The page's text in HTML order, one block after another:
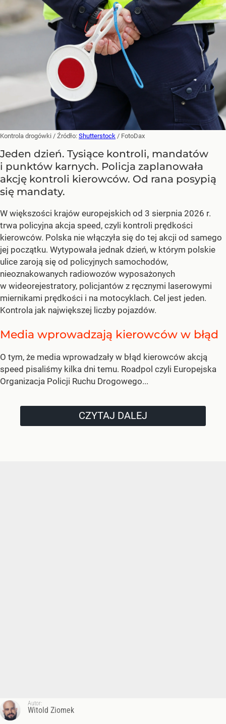
Kontrola drogówki / Źródło: Shutterstock / FotoDax
Jeden dzień. Tysiące kontroli, mandatów
i punktów karnych. Policja zaplanowała
akcję kontroli kierowców. Od rana posypią
się mandaty.
W większości krajów europejskich od 3 sierpnia 2026 r.
trwa policyjna akcja speed, czyli kontroli prędkości
kierowców. Polska nie włączyła się do tej akcji od samego
jej początku. Wytypowała jednak dzień, w którym polskie
ulice zaroją się od policyjnych samochodów,
nieoznakowanych radiowozów wyposażonych
w wideorejestratory, policjantów z ręcznymi laserowymi
miernikami prędkości i na motocyklach. Cel jest jeden.
Kontrola jak największej liczby pojazdów.
Media wprowadzają kierowców w błąd
O tym, że media wprowadzały w błąd kierowców akcją
speed pisaliśmy kilka dni temu. Roadpol czyli Europejska
Organizacja Policji Ruchu Drogowego...
CZYTAJ DALEJ
Autor:
Witold Ziomek